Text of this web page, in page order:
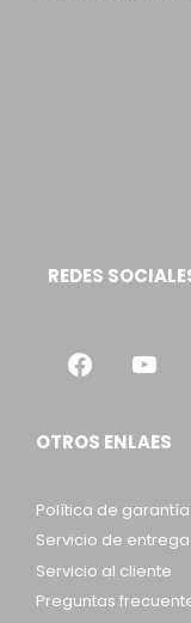
REDES
OTROS ENLAES
Política de garantía
Servicio de entrega
Servicio al cliente
Preguntas